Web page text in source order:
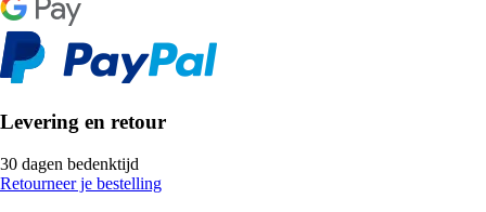
Levering en retour
30 dagen bedenktijd
Retourneer je bestelling